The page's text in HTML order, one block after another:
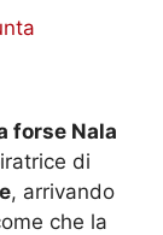
forse Nala
di
, arrivando
che la